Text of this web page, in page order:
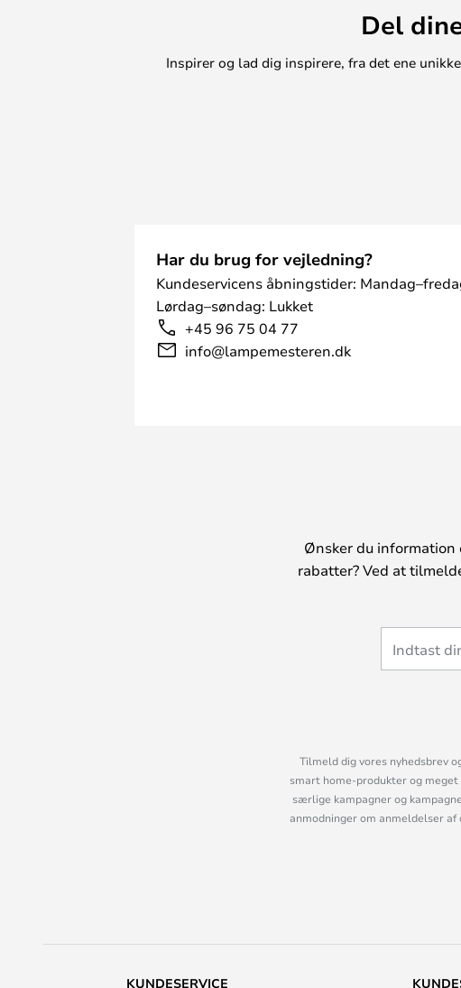
Del
Inspirer og lad dig inspirere, fra det ene
Har du brug for vejledning?
Kundeservicens åbningstider:
Lørdag–søndag: Lukket
+45 96 75 04 77
info@lampemesteren.dk
Ønsker du information
rabatter? Ved at
Tilmeld dig vores nyhedsbrev
smart home-produkter og
særlige kampagner og
anmodninger om anmeldelser af
KUNDESERVICE